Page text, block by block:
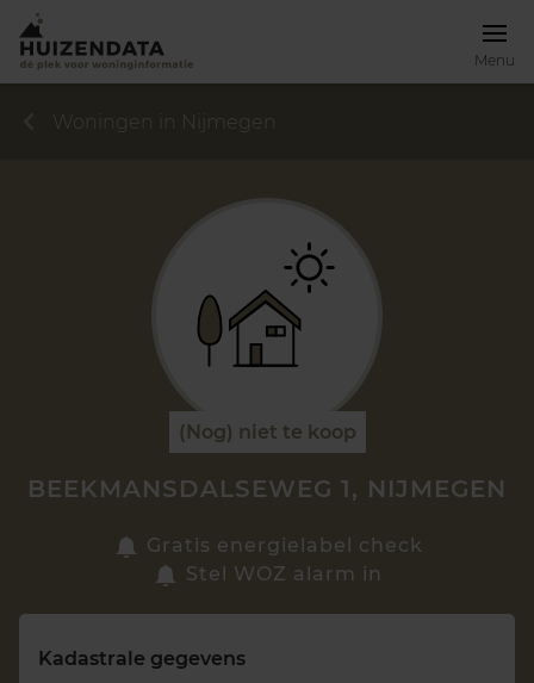
Menu
Zoek een woning
Woningen in Nijmegen
(Nog) niet te koop
BEEKMANSDALSEWEG 1, NIJMEGEN
Gratis energielabel check
Stel WOZ alarm in
Kadastrale gegevens